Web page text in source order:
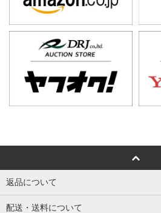
返品について
配送・送料について